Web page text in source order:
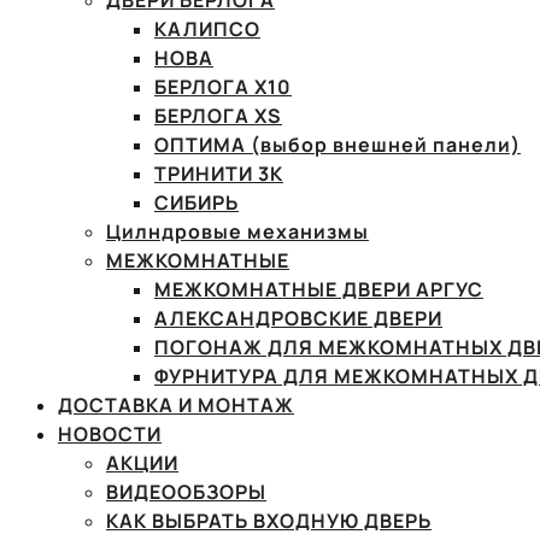
КАЛИПСО
НОВА
БЕРЛОГА Х10
БЕРЛОГА XS
ОПТИМА (выбор внешней панели)
ТРИНИТИ 3К
СИБИРЬ
Цилндровые механизмы
МЕЖКОМНАТНЫЕ
МЕЖКОМНАТНЫЕ ДВЕРИ АРГУС
АЛЕКСАНДРОВСКИЕ ДВЕРИ
ПОГОНАЖ ДЛЯ МЕЖКОМНАТНЫХ
ФУРНИТУРА ДЛЯ МЕЖКОМНАТНЫХ
ДОСТАВКА И МОНТАЖ
НОВОСТИ
АКЦИИ
ВИДЕООБЗОРЫ
КАК ВЫБРАТЬ ВХОДНУЮ ДВЕРЬ